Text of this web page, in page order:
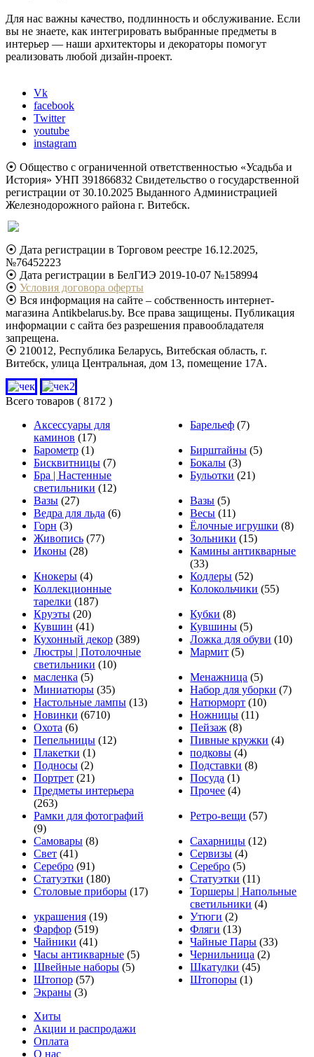
Для нас важны качество, подлинность и обслуживание. Если
вы не знаете, как интегрировать выбранные предметы в
интерьер — наши архитекторы и декораторы помогут
реализовать любой дизайн-проект.
Vk
facebook
Twitter
youtube
instagram
⦿ Общество с ограниченной ответственностью «Усадьба и
История» УНП 391866832 Свидетельство о государственной
регистрации от 30.10.2025 Выданного Администрацией
Железнодорожного района г. Витебск.
⦿ Дата регистрации в Торговом реестре 16.12.2025,
№76452223
⦿ Дата регистрации в БелГИЭ 2019-10-07 №158994
⦿ Условия договора оферты
⦿ Вся информация на сайте – собственность интернет-
магазина Antikbelarus.by. Все права защищены. Публикация
информации с сайта без разрешения правообладателя
запрещена.
⦿ 210012, Республика Беларусь, Витебская область, г.
Витебск, улица Центральная, дом 13, помещение 17А.
Всего товаров ( 8172 )
Аксессуары для
каминов (17)
Барельеф (7)
Барометр (1) Бирштайны (5)
Бисквитницы (7) Бокалы (3)
Бра | Настенные
светильники (12)
Бульотки (21)
Вазы (27) Вазы (5)
Ведра для льда (6) Весы (11)
Горн (3) Ёлочные игрушки (8)
Живопись (77) Зольники (15)
Иконы (28)
Камины антикварные
(33)
Кнокеры (4) Кодлеры (52)
Коллекционные
тарелки (187)
Колокольчики (55)
Круэты (20) Кубки (8)
Кувшин (41) Кувшины (5)
Кухонный декор (389) Ложка для обуви (10)
Люстры | Потолочные
светильники (10)
Мармит (5)
масленка (5) Менажница (5)
Миниатюры (35) Набор для уборки (7)
Настольные лампы (13) Натюрморт (10)
Новинки (6710) Ножницы (11)
Охота (6) Пейзаж (8)
Пепельницы (12) Пивные кружки (4)
Плакетки (1) подковы (4)
Подносы (2) Подставки (8)
Портрет (21) Посуда (1)
Предметы интерьера
(263)
Прочее (4)
Рамки для фотографий
(9)
Ретро-вещи (57)
Самовары (8) Сахарницы (12)
Свет (41) Сервизы (4)
Серебро (91) Серебро (5)
Статуэтки (180) Статуэтки (11)
Столовые приборы (17)
Торшеры | Напольные
светильники (4)
украшения (19) Утюги (2)
Фарфор (519) Фляги (13)
Чайники (41) Чайные Пары (33)
Часы антикварные (5) Чернильница (2)
Швейные наборы (5) Шкатулки (45)
Штопор (57) Штопоры (1)
Экраны (3)
Хиты
Акции и распродажи
Оплата
О нас